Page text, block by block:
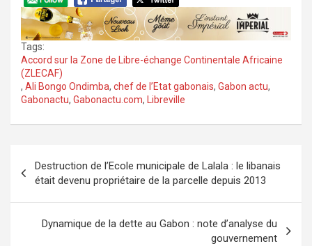
Tags:
Accord sur la Zone de Libre-échange Continentale Africaine
(ZLECAF)
, Ali Bongo Ondimba, chef de l’Etat gabonais, Gabon actu,
Gabonactu, Gabonactu.com, Libreville
de
l’article
Destruction de l’Ecole municipale de Lalala : le libanais
était devenu propriétaire de la parcelle depuis 2013
Dynamique de la dette au Gabon : note d’analyse du
gouvernement